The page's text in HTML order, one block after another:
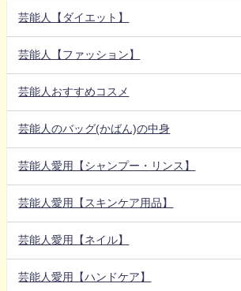
芸能人【ダイエット】
芸能人【ファッション】
芸能人おすすめコスメ
芸能人のバッグ(かばん)の中身
芸能人愛用【シャンプー・リンス】
芸能人愛用【スキンケア用品】
芸能人愛用【ネイル】
芸能人愛用【ハンドケア】